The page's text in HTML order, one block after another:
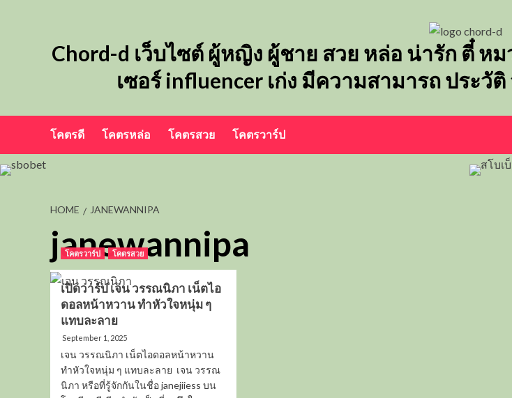
Chord-d เว็บไซต์ ผู้หญิง ผู้ชาย สวย หล่อ น่ารัก ตี๋
เซอร์ influencer เก่ง มีความสามารถ ประวั
โคตรดี โคตรหล่อ โคตรสวย โคตรวาร์ป
HOME JANEWANNIPA
janewannipa
โคตรวาร์ป โคตรสวย
เปิดวาร์ป เจน วรรณนิภา เน็ตไอ
ดอลหน้าหวาน ทำหัวใจหนุ่ม ๆ
แทบละลาย
September 1, 2025
เจน วรรณนิภา เน็ตไอดอลหน้าหวาน
ทำหัวใจหนุ่ม ๆ แทบละลาย เจน วรรณ
นิภา หรือที่รู้จักกันในชื่อ janejiiess บน